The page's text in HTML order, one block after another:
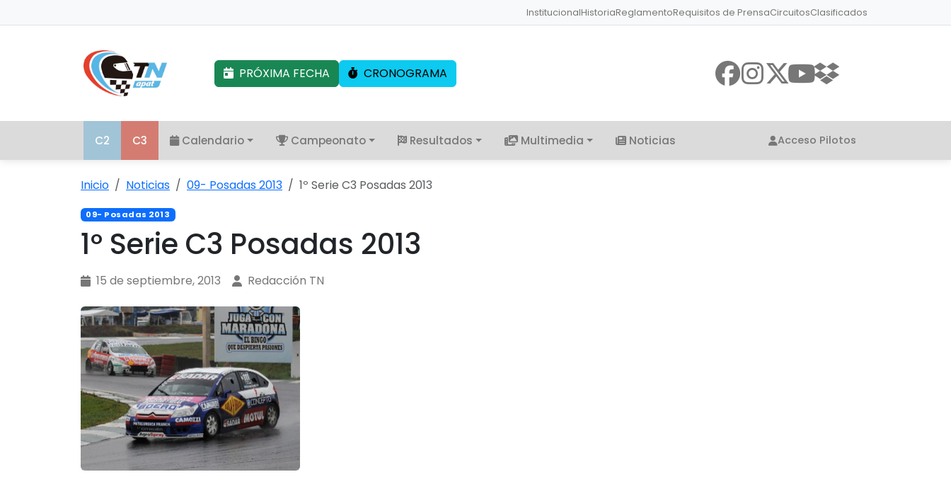
InstitucionalHistoriaReglamentoRequisitos de PrensaCircuitosClasificados
PRÓXIMA FECHA CRONOGRAMA
C2 C3 Calendario Campeonato Resultados Multimedia Noticias Acceso Pilotos
Inicio Noticias 09- Posadas 2013 1º Serie C3 Posadas 2013
09- Posadas 2013
1º Serie C3 Posadas 2013
15 de septiembre, 2013 Redacción TN